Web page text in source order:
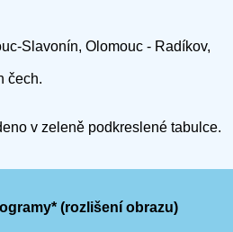
Slavonín, Olomouc - Radíkov,
čech.
v zeleně podkreslené tabulce.
(rozlišení obrazu)